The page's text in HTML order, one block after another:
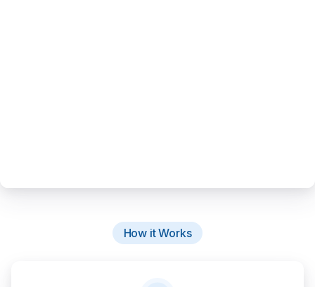
How it Works